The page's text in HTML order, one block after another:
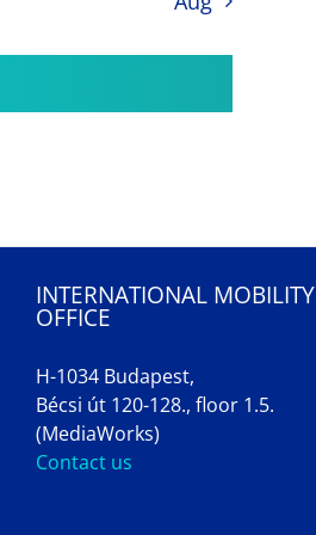
INTERNATIONAL MOBILITY
OFFICE
H-1034 Budapest,
Bécsi út 120-128., floor 1.5.
(MediaWorks)
Contact us